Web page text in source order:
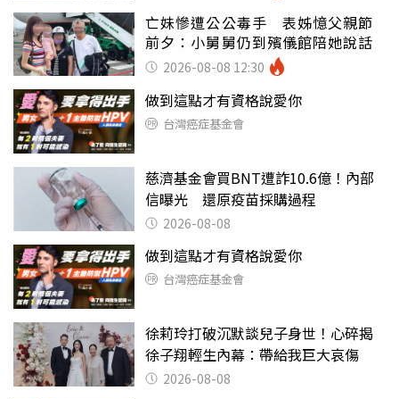
亡妹慘遭公公毒手 表姊憶父親節
前夕：小舅舅仍到殯儀館陪她說話
2026-08-08 12:30
做到這點才有資格說愛你
台灣癌症基金會
慈濟基金會買BNT遭詐10.6億！內部
信曝光 還原疫苗採購過程
2026-08-08
做到這點才有資格說愛你
台灣癌症基金會
徐莉玲打破沉默談兒子身世！心碎揭
徐子翔輕生內幕：帶給我巨大哀傷
2026-08-08